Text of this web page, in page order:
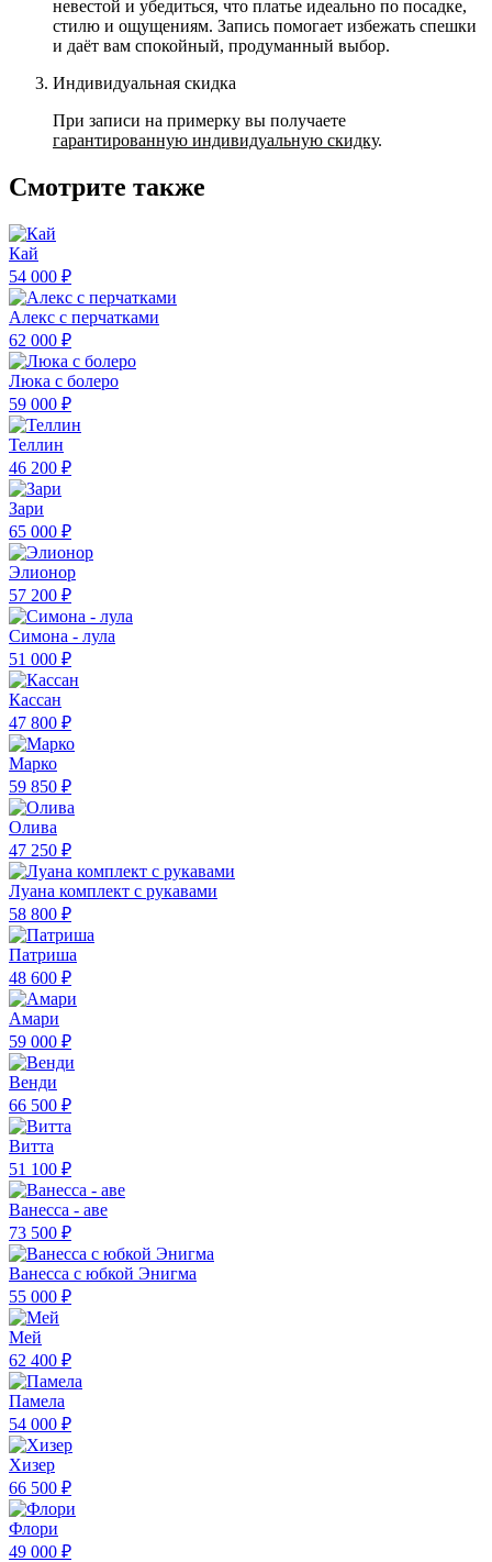
невестой и убедиться, что платье идеально по посадке,
стилю и ощущениям. Запись помогает избежать спешки
и даёт вам спокойный, продуманный выбор.
Индивидуальная скидка
При записи на примерку вы получаете
гарантированную индивидуальную скидку.
Смотрите также
Кай
54 000 ₽
Алекс с перчатками
62 000 ₽
Люка с болеро
59 000 ₽
Теллин
46 200 ₽
Зари
65 000 ₽
Элионор
57 200 ₽
Симона - лула
51 000 ₽
Кассан
47 800 ₽
Марко
59 850 ₽
Олива
47 250 ₽
Луана комплект с рукавами
58 800 ₽
Патриша
48 600 ₽
Амари
59 000 ₽
Венди
66 500 ₽
Витта
51 100 ₽
Ванесса - аве
73 500 ₽
Ванесса с юбкой Энигма
55 000 ₽
Мей
62 400 ₽
Памела
54 000 ₽
Хизер
66 500 ₽
Флори
49 000 ₽